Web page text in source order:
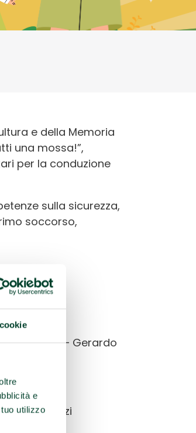
e
utilizzo
e della Memoria
una mossa!”,
per la conduzione
sulla sicurezza,
soccorso,
– Gerardo
Simonazzi